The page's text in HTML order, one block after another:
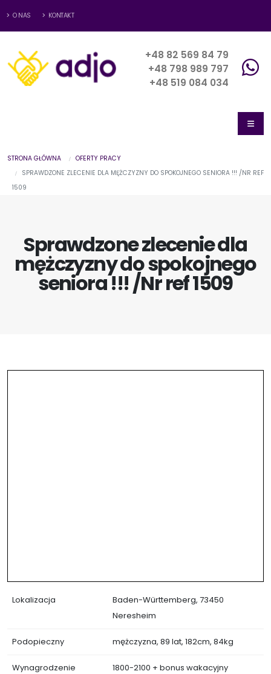
O NAS KONTAKT
+48 82 569 84 79
+48 798 989 797
+48 519 084 034
STRONA GŁÓWNA
OFERTY PRACY
SPRAWDZONE ZLECENIE DLA MĘŻCZYZNY DO SPOKOJNEGO SENIORA !!! /NR REF
1509
Sprawdzone zlecenie dla
mężczyzny do spokojnego
seniora !!! /Nr ref 1509
Lokalizacja
Baden-Württemberg, 73450
Neresheim
Podopieczny mężczyzna, 89 lat, 182cm, 84kg
Wynagrodzenie 1800-2100 + bonus wakacyjny